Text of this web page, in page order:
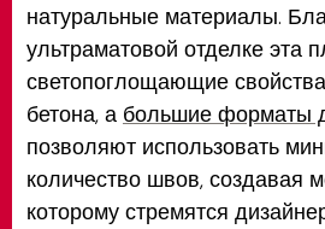
натуральные материалы.
ультраматовой отделке эта
светопоглощающие
бетона, а большие форматы
позволяют использовать
количество швов, создавая
которому стремятся